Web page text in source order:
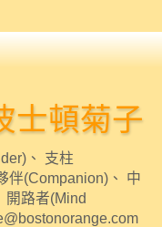
士頓菊子
、 支柱
伴(Companion)、 中
開路者(Mind